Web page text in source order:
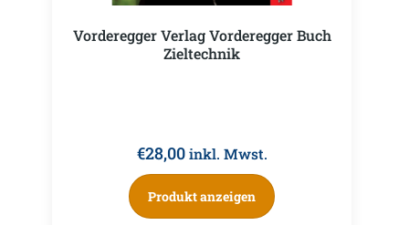
Vorderegger Verlag Vorderegger Buch
Zieltechnik
€28,00 inkl. Mwst.
Produkt anzeigen